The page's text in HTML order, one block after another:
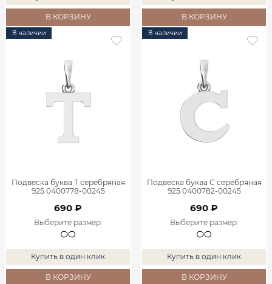
В КОРЗИНУ В КОРЗИНУ
В наличии
Подвеска буква T серебряная
925 0400778-00245
690 ₽
Выберите размер:
Купить в один клик
В КОРЗИНУ
В наличии
Подвеска буква C серебряная
925 0400782-00245
690 ₽
Выберите размер:
Купить в один клик
В КОРЗИНУ